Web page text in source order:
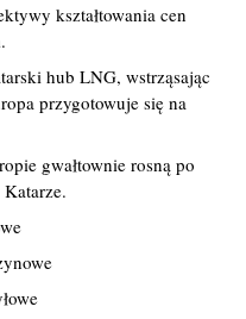
kształtowania cen
hub LNG, wstrząsając
przygotowuje się na
gwałtownie rosną po